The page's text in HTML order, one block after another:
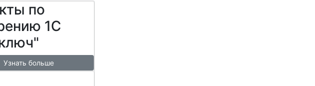
по
1С
Узнать больше